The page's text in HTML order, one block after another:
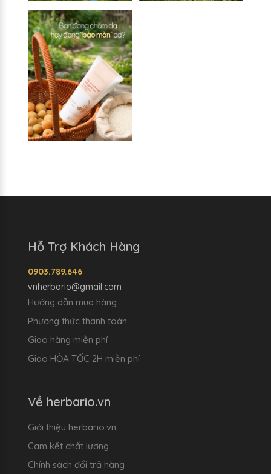
Hỗ Trợ Khách Hàng
0903.789.646
vnherbario@gmail.com
Hướng dẫn mua hàng
Phương thức thanh toán
Giao hàng miễn phí
Giao HỎA TỐC 2H miễn phí
Về herbario.vn
Giới thiệu herbario.vn
Cam kết chất lượng
Chính sách đổi trả hàng